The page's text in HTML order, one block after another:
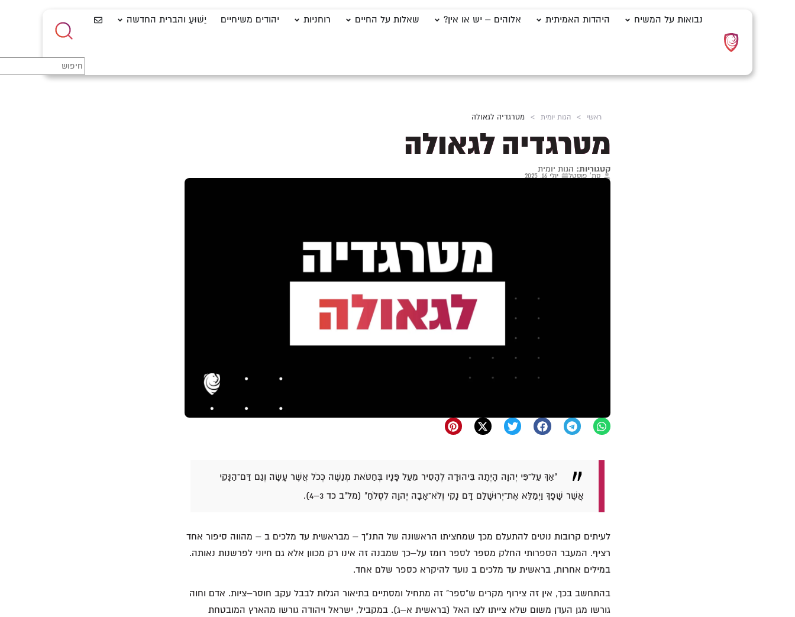
נבואות על המשיח היהדות האמיתית אלוהים – יש או אין? שאלות על החיים רוחניות יהודים משיחיים יֵשׁוּעַ והברית החדשה
ראשי > הגות יומית > מטרגדיה לגאולה
מטרגדיה לגאולה
קטגוריות: הגות יומית
סת' פוסטל יולי 16, 2025
"אַךְ עַל־פִּי יְהוָה הָיְתָה בִּיהוּדָה לְהָסִיר מֵעַל פָּנָיו בְּחַטֹּאת מְנַשֶּׁה כְּכֹל אֲשֶׁר עָשָׂה׃ וְגַם דַּם־הַנָּקִי
אֲשֶׁר שָׁפָךְ וַיְמַלֵּא אֶת־יְרוּשָׁלִַם דָּם נָקִי וְלֹא־אָבָה יְהוָה לִסְלֹחַ" (מל"ב כד 3–4).
לעיתים קרובות נוטים להתעלם מכך שמחציתו הראשונה של התנ"ך – מבראשית עד מלכים ב – מהווה סיפור אחד
רציף. המעבר הספרותי החלק מספר לספר רומז על–כך שמבנה זה אינו רק מכוון אלא גם חיוני לפרשנות נאותה.
במילים אחרות, בראשית עד מלכים ב נועד להיקרא כספר שלם אחד.
בהתחשב בכך, אין זה צירוף מקרים ש"ספר" זה מתחיל ומסתיים בתיאור הגלות לבבל עקב חוסר–ציות. אדם וחוה
גורשו מגן העדן משום שלא צייתו לצו האל (בראשית א–ג). במקביל, ישראל ויהודה גורשו מהארץ המובטחת